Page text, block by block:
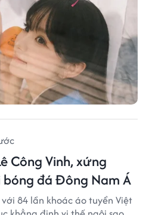
Công Vinh, xứng
đá Đông Nam Á
84 lần khoác áo tuyển Việt